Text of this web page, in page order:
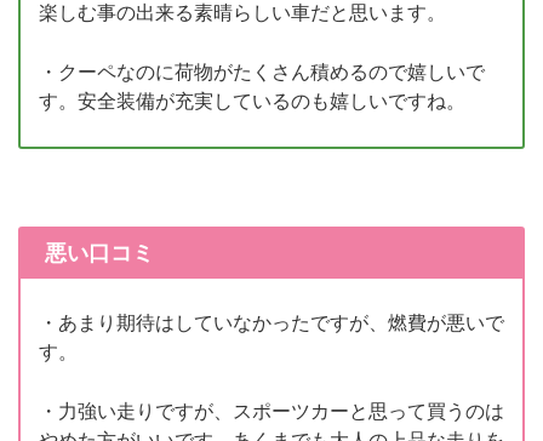
楽しむ事の出来る素晴らしい車だと思います。
・クーペなのに荷物がたくさん積めるので嬉しいで
す。安全装備が充実しているのも嬉しいですね。
悪い口コミ
・あまり期待はしていなかったですが、燃費が悪いで
す。
・力強い走りですが、スポーツカーと思って買うのは